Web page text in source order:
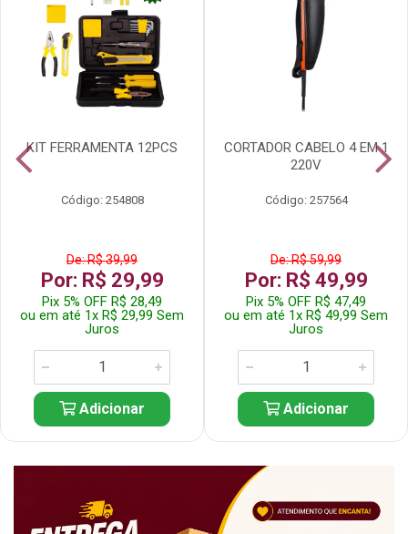
KIT FERRAMENTA 12PCS
Código: 254808
De: R$ 39,99
Por: R$ 29,99
Pix 5% OFF R$ 28,49
ou em até 1x R$ 29,99 Sem
Juros
Adicionar
CORTADOR CABELO 4 EM 1
220V
Código: 257564
De: R$ 59,99
Por: R$ 49,99
Pix 5% OFF R$ 47,49
ou em até 1x R$ 49,99 Sem
Juros
Adicionar